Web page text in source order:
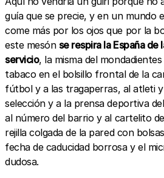
guía que se precie, y en un mundo
come más por los ojos que por la
este mesón se respira la España de
servicio, la misma del
tabaco en el bolsillo frontal de la
fútbol y a las tragaperras, al atleti
selección y a la prensa deportiva
al número del barrio y al cartelito
rejilla colgada de la pared con
fecha de caducidad borrosa y el
dudosa.